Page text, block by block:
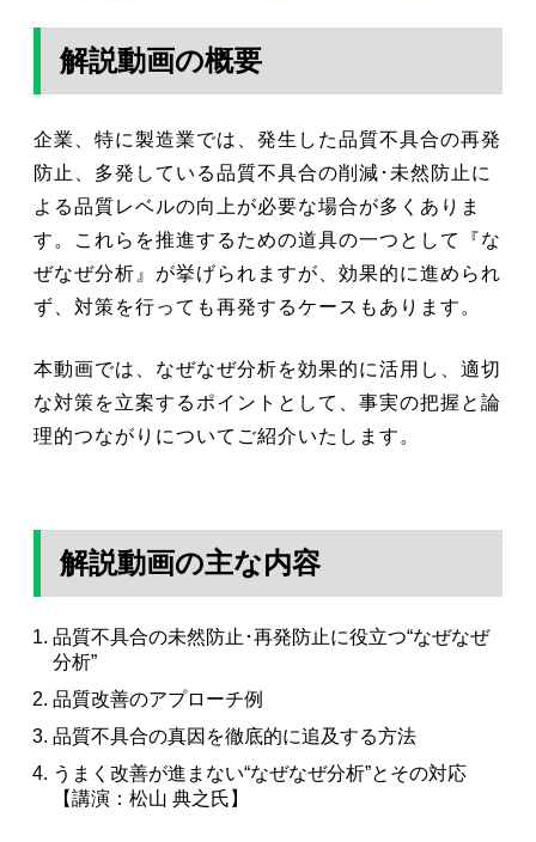
解説動画の概要
企業、特に製造業では、発生した品質不具合の再発
防止、多発している品質不具合の削減･未然防止に
よる品質レベルの向上が必要な場合が多くありま
す。これらを推進するための道具の一つとして『な
ぜなぜ分析』が挙げられますが、効果的に進められ
ず、対策を行っても再発するケースもあります。
本動画では、なぜなぜ分析を効果的に活用し、適切
な対策を立案するポイントとして、事実の把握と論
理的つながりについてご紹介いたします。
解説動画の主な内容
品質不具合の未然防止･再発防止に役立つ“なぜなぜ
分析”
品質改善のアプローチ例
品質不具合の真因を徹底的に追及する方法
うまく改善が進まない“なぜなぜ分析”とその対応
【講演：松山 典之氏】